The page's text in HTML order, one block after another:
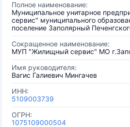
Полное наименование:
Муниципальное унитарное
сервис" муниципального
поселение Заполярный
Сокращенное наименование:
МУП "Жилищный сервис" МО
Имя руководителя:
Вагис Галиевич Мингачев
ИНН:
5109003739
ОГРН:
1075109000504